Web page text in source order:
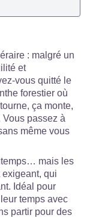
: malgré un
et
vous quitté le
forestier où
ça monte,
passez à
même vous
mais les
qui
Idéal pour
temps avec
partir pour des